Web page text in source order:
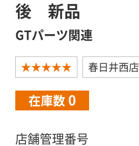
後 新品
GTパーツ関連
★★★★★ 春日井西店
在庫数 0
店舗管理番号